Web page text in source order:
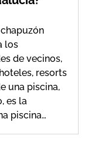
los
de vecinos,
resorts
una piscina,
es la
piscina…